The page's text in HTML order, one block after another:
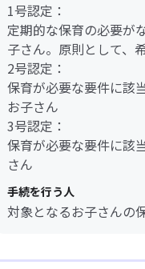
1号認定：
定期的な保育の必要が
子さん。原則として、
2号認定：
保育が必要な要件に該
お子さん
3号認定：
保育が必要な要件に該
さん
手続を行う人
対象となるお子さんの